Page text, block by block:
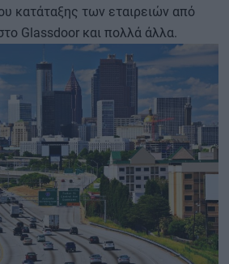
κατάταξης των εταιρειών από
Glassdoor και πολλά άλλα.